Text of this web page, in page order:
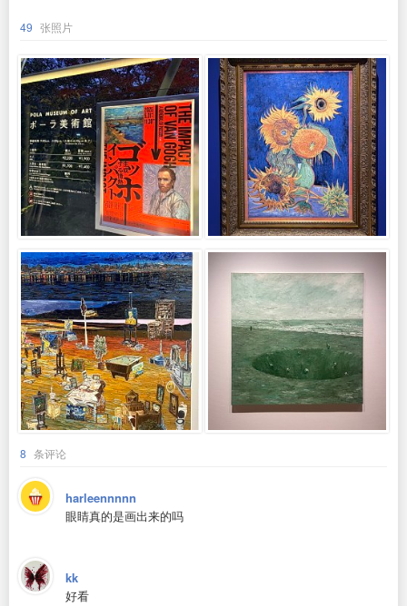
49 张照片
8 条评论
harleennnnn
眼睛真的是画出来的吗
kk
好看